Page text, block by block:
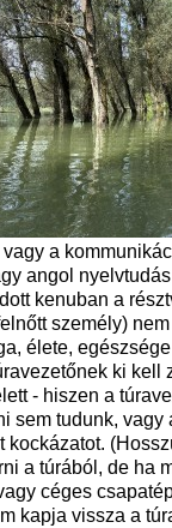
a
angol
kenuban a
személy)
élete,
ki kell
- hiszen a
sem tudunk,
kockázatot.
a túrából, de ha
céges
kapja vissza a